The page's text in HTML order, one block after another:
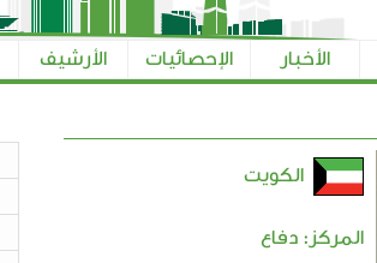
الأخبار الإحصائيات الأرشيف
الكويت
المركز: دفاع